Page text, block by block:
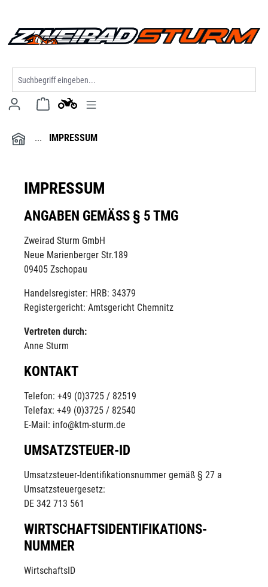
IMPRESSUM
IMPRESSUM
ANGABEN GEMÄSS § 5 TMG
Zweirad Sturm GmbH
Neue Marienberger Str.189
09405 Zschopau
Handelsregister: HRB: 34379
Registergericht: Amtsgericht Chemnitz
Vertreten durch:
Anne Sturm
KONTAKT
Telefon: +49 (0)3725 / 82519
Telefax: +49 (0)3725 / 82540
E-Mail: info@ktm-sturm.de
UMSATZSTEUER-ID
Umsatzsteuer-Identifikationsnummer gemäß § 27 a
Umsatzsteuergesetz:
DE 342 713 561
WIRTSCHAFTS­IDENTIFIKATIONS­
NUMMER
WirtschaftsID